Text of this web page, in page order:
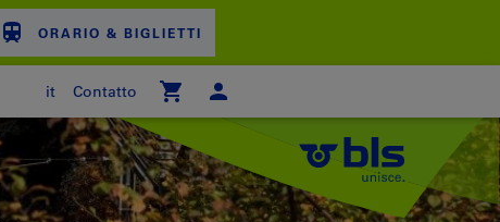
ORARIO & BIGLIETTI
it
Contatto
CARRELLO